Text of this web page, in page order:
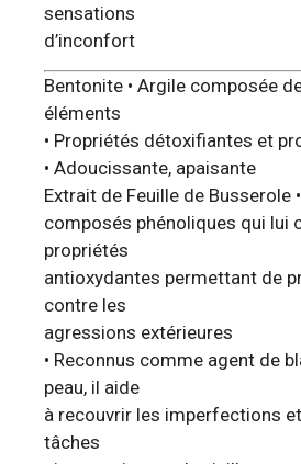
sensations
d’inconfort
Bentonite • Argile composée
éléments
• Propriétés détoxifiantes et
• Adoucissante, apaisante
Extrait de Feuille de Busserole
composés phénoliques qui lui
propriétés
antioxydantes permettant de
contre les
agressions extérieures
• Reconnus comme agent de
peau, il aide
à recouvrir les imperfections et
tâches